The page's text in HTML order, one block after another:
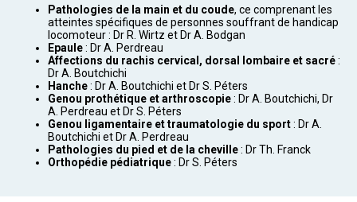
Pathologies de la main et du coude, ce comprenant les
atteintes spécifiques de personnes souffrant de handicap
locomoteur : Dr R. Wirtz et Dr A. Bodgan
Epaule: Dr A. Perdreau
Affections du rachis cervical, dorsal lombaire et sacré:
Dr A. Boutchichi
Hanche: Dr A. Boutchichi et Dr S. Péters
Genou prothétique et arthroscopie: Dr A. Boutchichi, Dr
A. Perdreau et Dr S. Péters
Genou ligamentaire et traumatologie du sport: Dr A.
Boutchichi et Dr A. Perdreau
Pathologies du pied et de la cheville: Dr Th. Franck
Orthopédie pédiatrique: Dr S. Péters